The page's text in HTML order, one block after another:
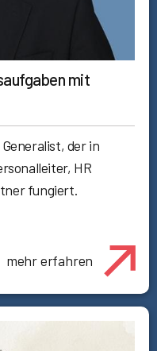
mit
der in
HR
fungiert.
mehr erfahren